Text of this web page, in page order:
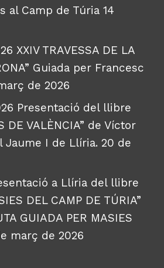
al Camp de Túria 14
XXIV TRAVESSA DE LA
Guiada per Francesc
de 2026
Presentació del llibre
DE VALÈNCIA” de Víctor
Jaume I de Llíria. 20 de
a Llíria del llibre
DEL CAMP DE TÚRIA”
GUIADA PER MASIES
març de 2026